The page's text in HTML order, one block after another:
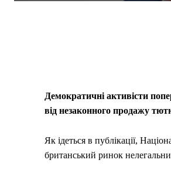
Демократичні активісти
від незаконного продажу
Як ідеться в публікації,
британський ринок